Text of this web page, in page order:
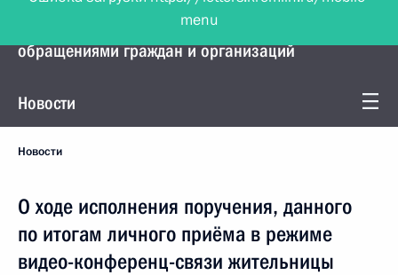
Управление Президента по работе с
обращениями граждан и организаций
Новости
Новости
О ходе исполнения поручения, данного
по итогам личного приёма в режиме
видео-конференц-связи жительницы
menu